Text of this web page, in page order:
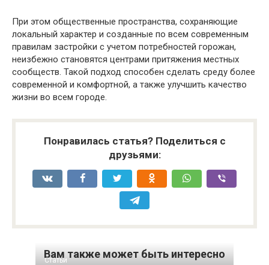
При этом общественные пространства, сохраняющие
локальный характер и созданные по всем современным
правилам застройки с учетом потребностей горожан,
неизбежно становятся центрами притяжения местных
сообществ. Такой подход способен сделать среду более
современной и комфортной, а также улучшить качество
жизни во всем городе.
Понравилась статья? Поделиться с
друзьями:
Вам также может быть интересно
Статьи